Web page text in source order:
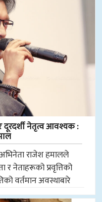
दूरदर्शी नेतृत्व आवश्यक :
अभिनेता राजेश हमालले
र नेताहरूको प्रवृत्तिको
वर्तमान अवस्थाबारे